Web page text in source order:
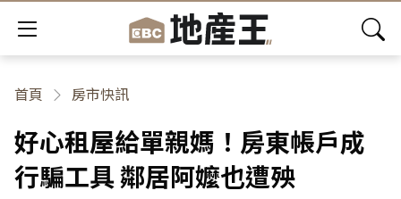
首頁 房市快訊
好心租屋給單親媽！房東帳戶成
行騙工具 鄰居阿嬤也遭殃